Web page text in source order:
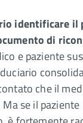
identificare il
di
e paziente
che il
se il